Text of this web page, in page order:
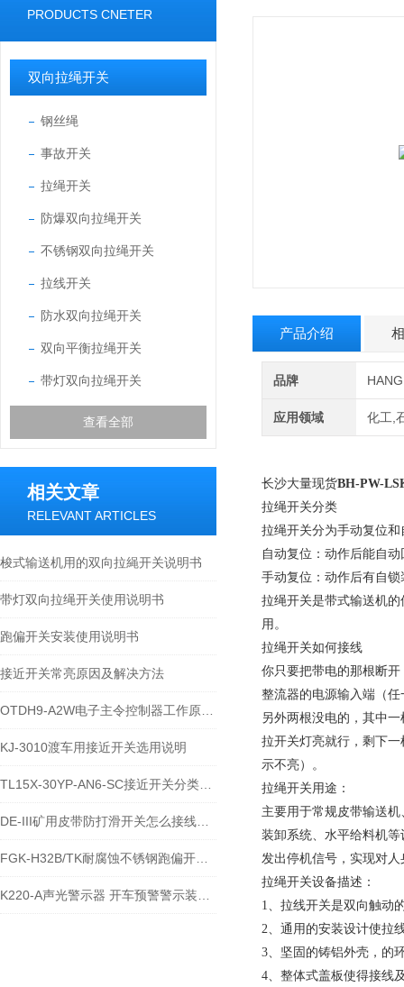
PRODUCTS CNETER
双向拉绳开关
钢丝绳
事故开关
拉绳开关
防爆双向拉绳开关
不锈钢双向拉绳开关
拉线开关
防水双向拉绳开关
双向平衡拉绳开关
带灯双向拉绳开关
查看全部
相关文章
RELEVANT ARTICLES
梭式输送机用的双向拉䋲开关说明书
带灯双向拉绳开关使用说明书
跑偏开关安装使用说明书
接近开关常亮原因及解决方法
KJ-3010渡车用接近开关选用说明
产品介绍
品牌
应用领域 化工,
长沙大量现货BH-PW-
拉绳开关分类
拉绳开关分为手动复位
自动复位：动作后能自
手动复位：动作后有自
拉绳开关是带式输送机
用。
拉绳开关如何接线
你只要把带电的那根断
整流器的电源输入端（
另外两根没电的，其中
拉开关灯亮就行，剩下
示不亮）。
拉绳开关用途：
主要用于常规皮带输送
装卸系统、水平给料机
发出停机信号，实现对
拉绳开关设备描述：
1、拉线开关是双向触动
2、通用的安装设计使拉
3、坚固的铸铝外壳，的
4、整体式盖板使得接线